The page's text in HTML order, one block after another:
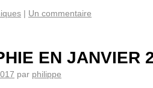
| Un commentaire
EN JANVIER
par philippe